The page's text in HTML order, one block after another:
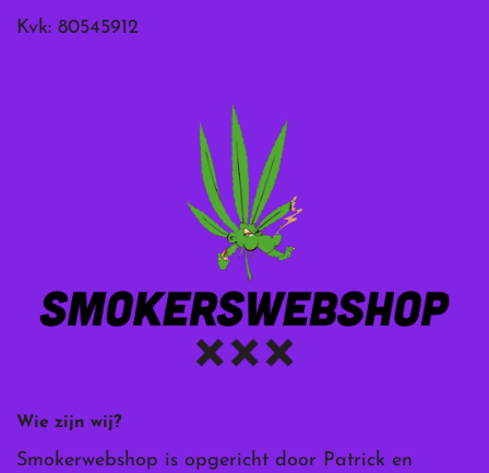
Wie zijn wij?
Smokerwebshop is opgericht door Patrick en
Kvk: 80545912